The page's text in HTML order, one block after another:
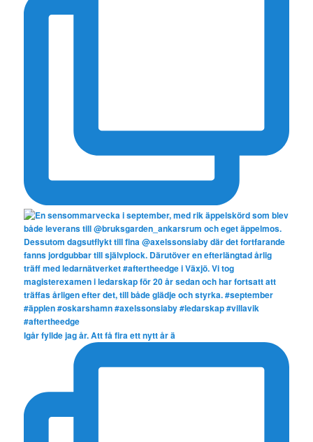
Igår fyllde jag år. Att få fira ett nytt år ä